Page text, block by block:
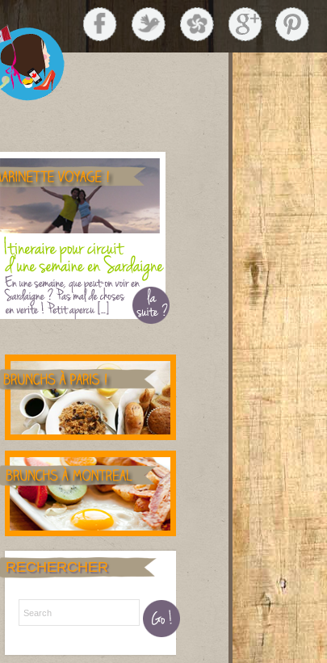
RECHERCHER